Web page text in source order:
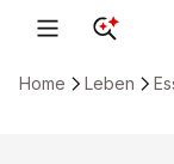
Home Leben